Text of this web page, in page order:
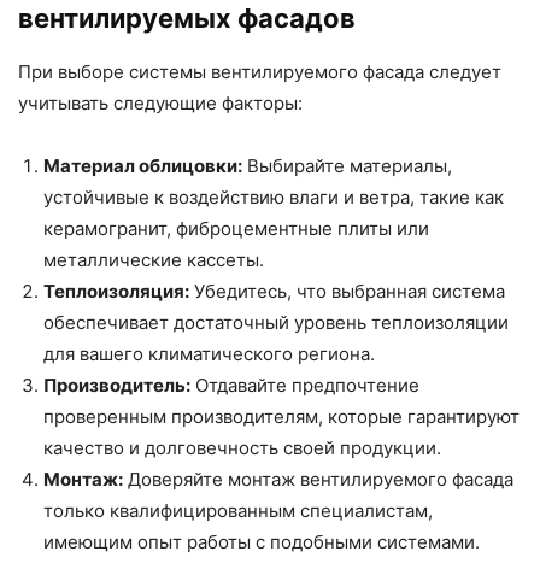
вентилируемых фасадов
При выборе системы вентилируемого фасада следует
учитывать следующие факторы:
Материал облицовки: Выбирайте материалы,
устойчивые к воздействию влаги и ветра, такие как
керамогранит, фиброцементные плиты или
металлические кассеты.
Теплоизоляция: Убедитесь, что выбранная система
обеспечивает достаточный уровень теплоизоляции
для вашего климатического региона.
Производитель: Отдавайте предпочтение
проверенным производителям, которые гарантируют
качество и долговечность своей продукции.
Монтаж: Доверяйте монтаж вентилируемого фасада
только квалифицированным специалистам,
имеющим опыт работы с подобными системами.